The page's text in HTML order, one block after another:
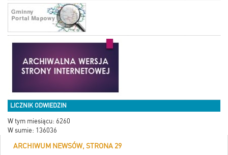
LICZNIK ODWIEDZIN
W tym miesiącu: 6260
W sumie: 136036
ARCHIWUM NEWSÓW, STRONA 29